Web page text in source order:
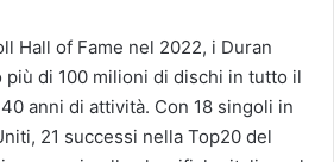
Hall of Fame nel 2022, i Duran
più di 100 milioni di dischi in tutto il
anni di attività. Con 18 singoli in
21 successi nella Top20 del